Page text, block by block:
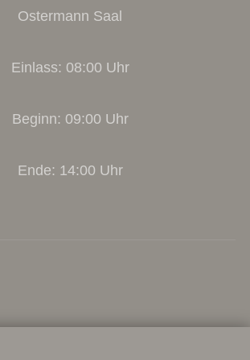
Ostermann Saal
Einlass: 08:00 Uhr
Beginn: 09:00 Uhr
Ende: 14:00 Uhr